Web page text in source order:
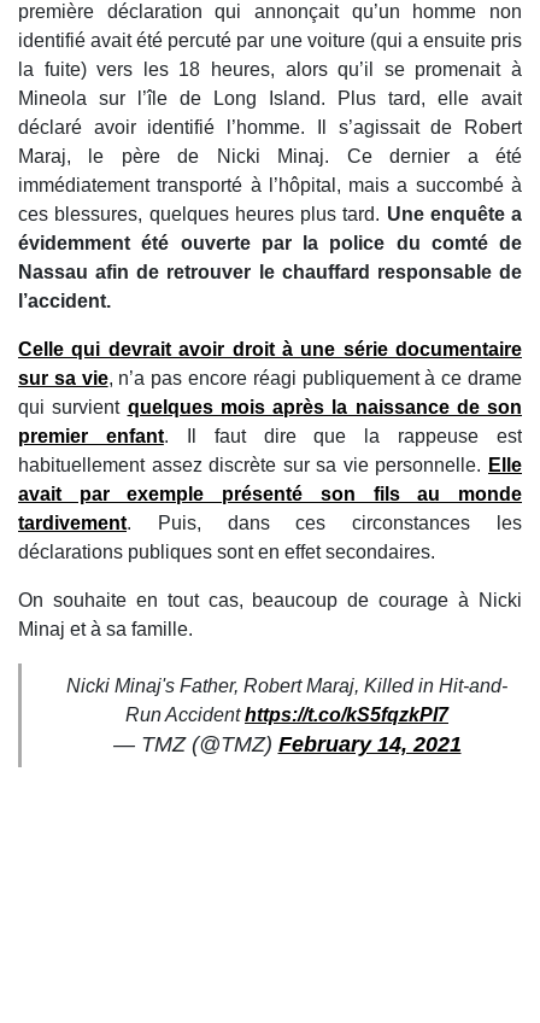
première déclaration qui annonçait qu’un homme non
identifié avait été percuté par une voiture (qui a ensuite pris
la fuite) vers les 18 heures, alors qu’il se promenait à
Mineola sur l’île de Long Island. Plus tard, elle avait
déclaré avoir identifié l’homme. Il s’agissait de Robert
Maraj, le père de Nicki Minaj. Ce dernier a été
immédiatement transporté à l’hôpital, mais a succombé à
ces blessures, quelques heures plus tard. Une enquête a
évidemment été ouverte par la police du comté de
Nassau afin de retrouver le chauffard responsable de
l’accident.
Celle qui devrait avoir droit à une série documentaire
sur sa vie, n’a pas encore réagi publiquement à ce drame
qui survient quelques mois après la naissance de son
premier enfant. Il faut dire que la rappeuse est
habituellement assez discrète sur sa vie personnelle. Elle
avait par exemple présenté son fils au monde
tardivement. Puis, dans ces circonstances les
déclarations publiques sont en effet secondaires.
On souhaite en tout cas, beaucoup de courage à Nicki
Minaj et à sa famille.
Nicki Minaj's Father, Robert Maraj, Killed in Hit-and-
Run Accidenthttps://t.co/kS5fqzkPI7
— TMZ (@TMZ) February 14, 2021